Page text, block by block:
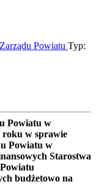
Powiatu Typ:
Powiatu w
roku w sprawie
Powiatu w
Starostwa
budżetowo na